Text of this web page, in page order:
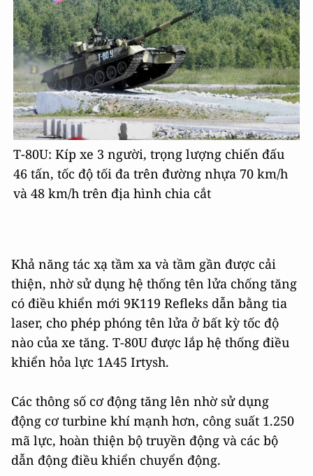
T-80U: Kíp xe 3 người, trọng lượng chiến đấu
46 tấn, tốc độ tối đa trên đường nhựa 70 km/h
và 48 km/h trên địa hình chia cắt
Khả năng tác xạ tầm xa và tầm gần được cải
thiện, nhờ sử dụng hệ thống tên lửa chống tăng
có điều khiển mới 9K119 Refleks dẫn bằng tia
laser, cho phép phóng tên lửa ở bất kỳ tốc độ
nào của xe tăng. T-80U được lắp hệ thống điều
khiển hỏa lực 1А45 Irtysh.
Các thông số cơ động tăng lên nhờ sử dụng
động cơ turbine khí mạnh hơn, công suất 1.250
mã lực, hoàn thiện bộ truyền động và các bộ
dẫn động điều khiển chuyển động.